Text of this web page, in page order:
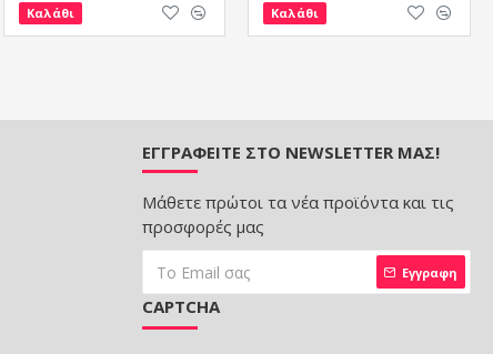
Καλάθι Καλάθι
ΕΓΓΡΑΦΕΊΤΕ ΣΤΟ NEWSLETTER ΜΑΣ!
Μάθετε πρώτοι τα νέα προϊόντα και τις
προσφορές μας
Εγγραφη
CAPTCHA